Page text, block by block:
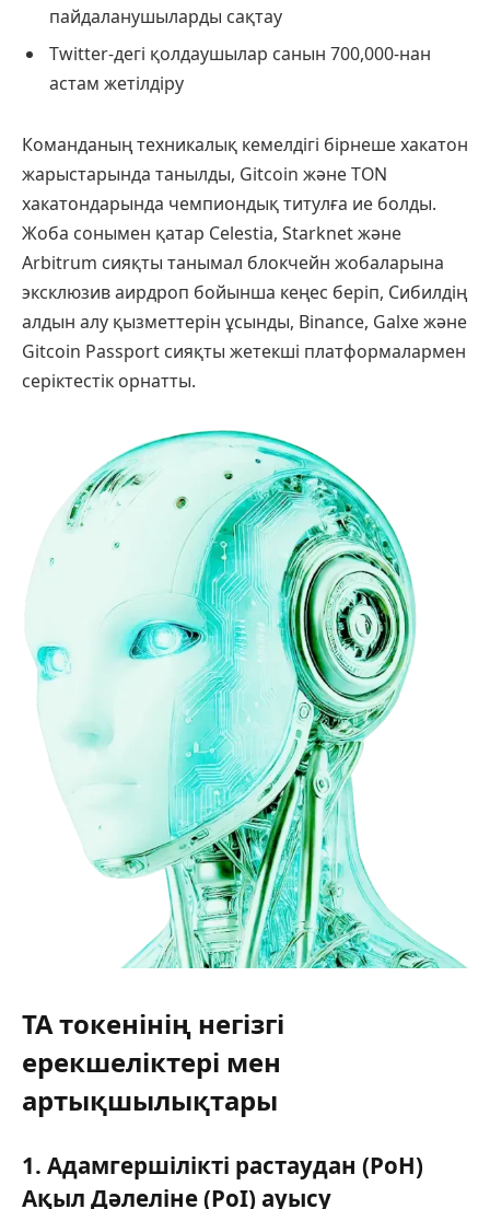
пайдаланушыларды сақтау
Twitter-дегі қолдаушылар санын 700,000-нан
астам жетілдіру
Команданың техникалық кемелдігі бірнеше хакатон
жарыстарында танылды, Gitcoin және TON
хакатондарында чемпиондық титулға ие болды.
Жоба сонымен қатар Celestia, Starknet және
Arbitrum сияқты танымал блокчейн жобаларына
эксклюзив аирдроп бойынша кеңес беріп, Сибилдің
алдын алу қызметтерін ұсынды, Binance, Galxe және
Gitcoin Passport сияқты жетекші платформалармен
серіктестік орнатты.
TA токенінің негізгі
ерекшеліктері мен
артықшылықтары
1. Адамгершілікті растаудан (PoH)
Ақыл Дәлеліне (PoI) ауысу